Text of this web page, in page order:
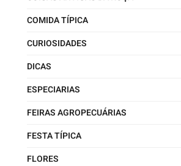
COMIDA TÍPICA
CURIOSIDADES
DICAS
ESPECIARIAS
FEIRAS AGROPECUÁRIAS
FESTA TÍPICA
FLORES